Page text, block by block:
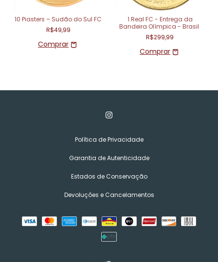
10 Piasters – Sudão do Sul FC
R$49,99
1 Real FC - Entrega da
Bandeira Olímpica - Brasil
R$299,99
Política de Privacidade
Garantia de Autenticidade
Estados de Conservação
Devoluções e Cancelamentos